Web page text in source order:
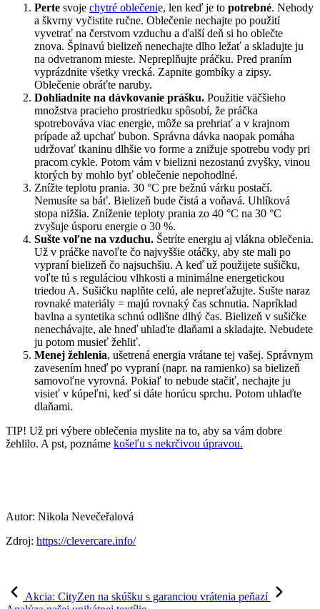
Perte svoje chytré oblečenie, len keď je to potrebné. Nehody
a škvrny vyčistite ručne. Oblečenie nechajte po použití
vyvetrať na čerstvom vzduchu a ďalší deň si ho oblečte
znova. Špinavú bielizeň nenechajte dlho ležať a skladujte ju
na odvetranom mieste. Nepreplňujte práčku. Pred praním
vyprázdnite všetky vrecká. Zapnite gombíky a zipsy.
Oblečenie obráťte naruby.
Dohliadnite na dávkovanie prášku. Použitie väčšieho
množstva pracieho prostriedku spôsobí, že práčka
spotrebováva viac energie, môže sa prehriať a v krajnom
prípade až upchať bubon. Správna dávka naopak pomáha
udržovať tkaninu dlhšie vo forme a znižuje spotrebu vody pri
pracom cykle. Potom vám v bielizni nezostanú zvyšky, vinou
ktorých by mohlo byť oblečenie nepohodlné.
Znížte teplotu prania. 30 °C pre bežnú várku postačí.
Nemusíte sa báť. Bielizeň bude čistá a voňavá. Uhlíková
stopa nižšia. Zníženie teploty prania zo 40 °C na 30 °C
zvyšuje úsporu energie o 30 %.
Sušte voľne na vzduchu. Šetríte energiu aj vlákna oblečenia.
Už v práčke navoľte čo najvyššie otáčky, aby ste mali po
vypraní bielizeň čo najsuchšiu. A keď už použijete sušičku,
voľte tú s reguláciou vlhkosti a minimálne energetickou
triedou A. Sušičku naplňte celú, ale nepreťažujte. Sušte naraz
rovnaké materiály = majú rovnaký čas schnutia. Napríklad
bavlna a syntetika schnú odlišne dlhý čas. Bielizeň v sušičke
nenechávajte, ale hneď uhlaďte dlaňami a skladajte. Nebudete
ju potom musieť žehliť.
Menej žehlenia, ušetrená energia vrátane tej vašej. Správnym
zavesením hneď po vypraní (napr. na ramienko) sa bielizeň
samovoľne vyrovná. Pokiaľ to nebude stačiť, nechajte ju
visieť v kúpeľni, keď si dáte horúcu sprchu. Potom uhlaďte
dlaňami.
TIP! Už pri výbere oblečenia myslite na to, aby sa vám dobre
žehlilo. A pst, poznáme košeľu s nekrčivou úpravou.
Autor: Nikola Nevečeřalová
Zdroj: https://clevercare.info/
Akcia: CityZen na skúšku s garanciou vrátenia peňazí